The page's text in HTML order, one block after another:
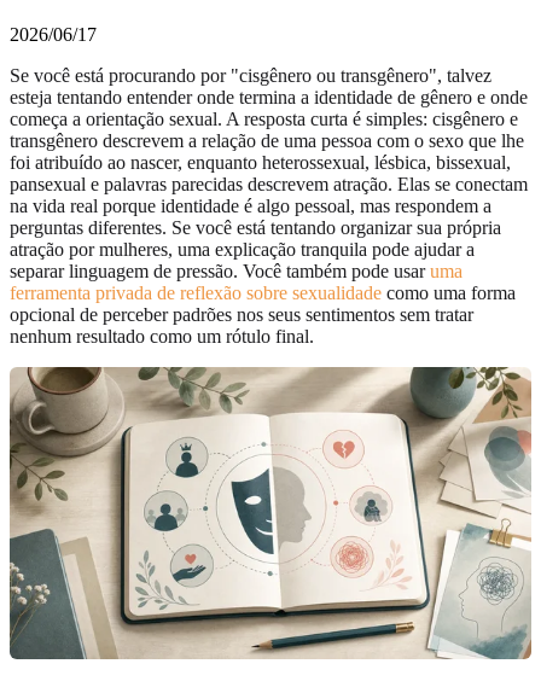
2026/06/17
Se você está procurando por "cisgênero ou transgênero", talvez
esteja tentando entender onde termina a identidade de gênero e onde
começa a orientação sexual. A resposta curta é simples: cisgênero e
transgênero descrevem a relação de uma pessoa com o sexo que lhe
foi atribuído ao nascer, enquanto heterossexual, lésbica, bissexual,
pansexual e palavras parecidas descrevem atração. Elas se conectam
na vida real porque identidade é algo pessoal, mas respondem a
perguntas diferentes. Se você está tentando organizar sua própria
atração por mulheres, uma explicação tranquila pode ajudar a
separar linguagem de pressão. Você também pode usaruma
ferramenta privada de reflexão sobre sexualidade como uma forma
opcional de perceber padrões nos seus sentimentos sem tratar
nenhum resultado como um rótulo final.